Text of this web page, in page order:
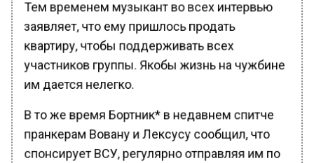
Тем временем музыкант во всех интервью
заявляет, что ему пришлось продать
квартиру, чтобы поддерживать всех
участников группы. Якобы жизнь на чужбине
им дается нелегко.
В то же время Бортник* в недавнем спитче
пранкерам Вовану и Лексусу сообщил, что
спонсирует ВСУ, регулярно отправляя им по